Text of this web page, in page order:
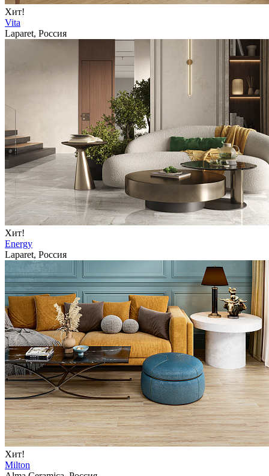
Хит!
Vita
Laparet, Россия
Хит!
Energy
Laparet, Россия
Хит!
Milton